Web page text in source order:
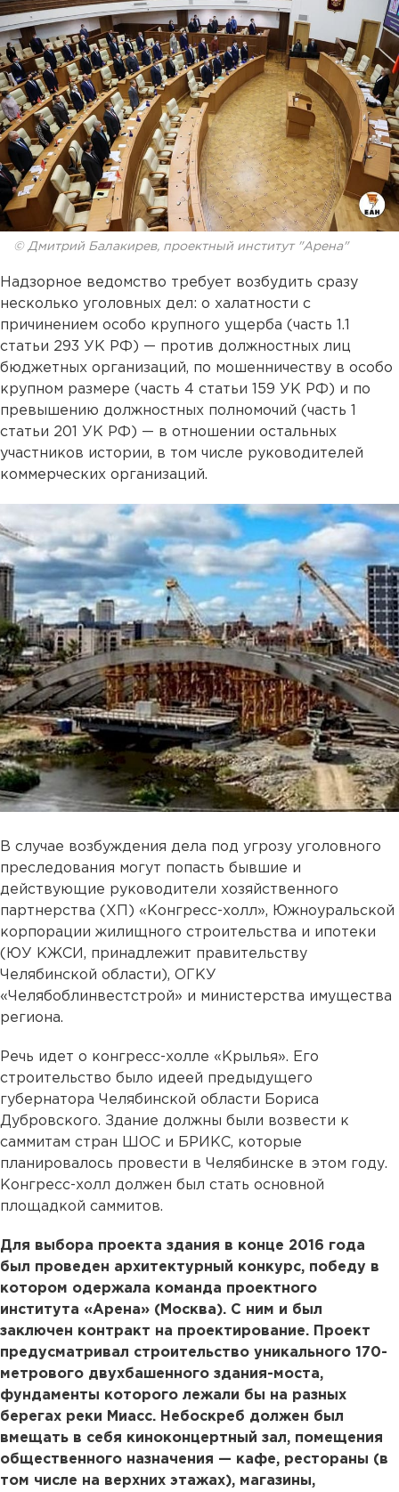
© Дмитрий Балакирев, проектный институт "Арена"
Надзорное ведомство требует возбудить сразу
несколько уголовных дел: о халатности с
причинением особо крупного ущерба (часть 1.1
статьи 293 УК РФ) — против должностных лиц
бюджетных организаций, по мошенничеству в особо
крупном размере (часть 4 статьи 159 УК РФ) и по
превышению должностных полномочий (часть 1
статьи 201 УК РФ) — в отношении остальных
участников истории, в том числе руководителей
коммерческих организаций.
В случае возбуждения дела под угрозу уголовного
преследования могут попасть бывшие и
действующие руководители хозяйственного
партнерства (ХП) «Конгресс-холл», Южноуральской
корпорации жилищного строительства и ипотеки
(ЮУ КЖСИ, принадлежит правительству
Челябинской области), ОГКУ
«Челябоблинвестстрой» и министерства имущества
региона.
Речь идет о конгресс-холле «Крылья». Его
строительство было идеей предыдущего
губернатора Челябинской области Бориса
Дубровского. Здание должны были возвести к
саммитам стран ШОС и БРИКС, которые
планировалось провести в Челябинске в этом году.
Конгресс-холл должен был стать основной
площадкой саммитов.
Для выбора проекта здания в конце 2016 года
был проведен архитектурный конкурс, победу в
котором одержала команда проектного
института «Арена» (Москва). С ним и был
заключен контракт на проектирование. Проект
предусматривал строительство уникального 170-
метрового двухбашенного здания-моста,
фундаменты которого лежали бы на разных
берегах реки Миасс. Небоскреб должен был
вмещать в себя киноконцертный зал, помещения
общественного назначения — кафе, рестораны (в
том числе на верхних этажах), магазины,